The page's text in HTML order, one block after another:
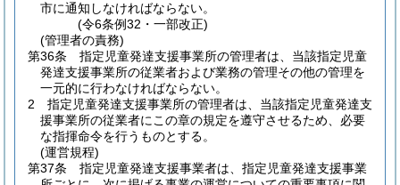
市に通知しなければならない。
(令6条例32・一部改正)
(管理者の責務)
第36条
指定児童発達支援事業所の管理者は、当該指定児童
発達支援事業所の従業者および業務の管理その他の管理を
一元的に行わなければならない。
2
指定児童発達支援事業所の管理者は、当該指定児童発達支
援事業所の従業者にこの章の規定を遵守させるため、必要
な指揮命令を行うものとする。
(運営規程)
第37条
指定児童発達支援事業者は、指定児童発達支援事業